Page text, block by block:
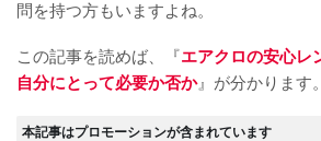
問を持つ方もいますよね。
この記事を読めば、『エアクロの安心レ
自分にとって必要か否か』が分かります。
本記事はプロモーションが含まれています